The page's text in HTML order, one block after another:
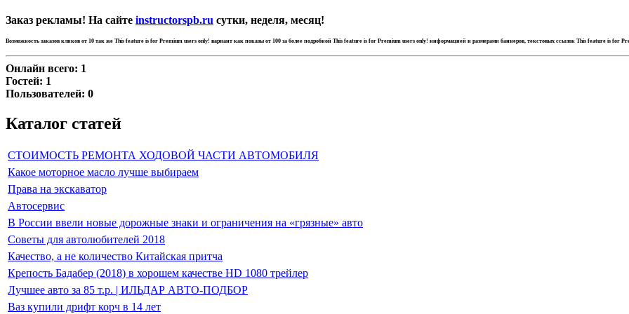
Заказ рекламы! На сайте instructorspb.ru сутки, неделя, месяц!
Возможность заказов кликов от 10 так же This feature is for Premium users only! вариант как показы от 100 за более подробной This feature is for Premium users only! информацией и размерами баннеров, текстовых ссылок This feature is for
Онлайн всего: 1
Гостей: 1
Пользователей: 0
Каталог статей
СТОИМОСТЬ РЕМОНТА ХОДОВОЙ ЧАСТИ АВТОМОБИЛЯ
Какое моторное масло лучше выбираем
Права на экскаватор
Автосервис
В России ввели новые дорожные знаки и ограничения на «грязные» авто
Советы для автолюбителей 2018
Качество, а не количество Китайская притча
Крепость Бадабер (2018) в хорошем качестве HD 1080 трейлер
Лучшее авто за 85 т.р. | ИЛЬДАР АВТО-ПОДБОР
Ваз купили дрифт корч в 14 лет